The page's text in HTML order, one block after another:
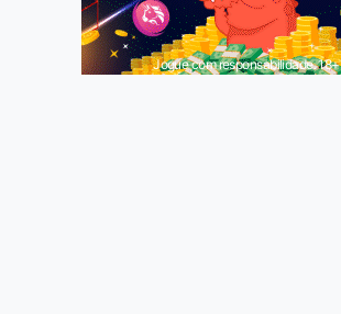
Jogue com responsabilidade. 18+